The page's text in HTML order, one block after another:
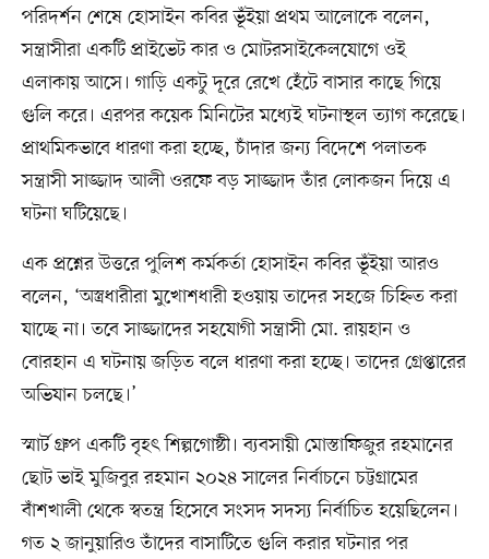
পরিদর্শন শেষে হোসাইন কবির ভূঁইয়া প্রথম আলোকে বলেন,
সন্ত্রাসীরা একটি প্রাইভেট কার ও মোটরসাইকেলযোগে ওই
এলাকায় আসে। গাড়ি একটু দূরে রেখে হেঁটে বাসার কাছে গিয়ে
গুলি করে। এরপর কয়েক মিনিটের মধ্যেই ঘটনাস্থল ত্যাগ করেছে।
প্রাথমিকভাবে ধারণা করা হচ্ছে, চাঁদার জন্য বিদেশে পলাতক
সন্ত্রাসী সাজ্জাদ আলী ওরফে বড় সাজ্জাদ তাঁর লোকজন দিয়ে এ
ঘটনা ঘটিয়েছে।
এক প্রশ্নের উত্তরে পুলিশ কর্মকর্তা হোসাইন কবির ভূঁইয়া আরও
বলেন, ‘অস্ত্রধারীরা মুখোশধারী হওয়ায় তাদের সহজে চিহ্নিত করা
যাচ্ছে না। তবে সাজ্জাদের সহযোগী সন্ত্রাসী মো. রায়হান ও
বোরহান এ ঘটনায় জড়িত বলে ধারণা করা হচ্ছে। তাদের গ্রেপ্তারের
অভিযান চলছে।’
স্মার্ট গ্রুপ একটি বৃহৎ শিল্পগোষ্ঠী। ব্যবসায়ী মোস্তাফিজুর রহমানের
ছোট ভাই মুজিবুর রহমান ২০২৪ সালের নির্বাচনে চট্টগ্রামের
বাঁশখালী থেকে স্বতন্ত্র হিসেবে সংসদ সদস্য নির্বাচিত হয়েছিলেন।
গত ২ জানুয়ারিও তাঁদের বাসাটিতে গুলি করার ঘটনার পর